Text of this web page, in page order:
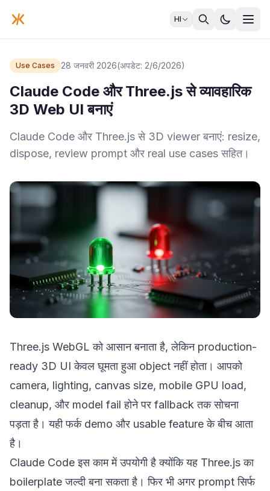
HI
Use Cases 28 जनवरी 2026(अपडेट: 2/6/2026)
Claude Code और Three.js से व्यावहारिक
3D Web UI बनाएं
Claude Code और Three.js से 3D viewer बनाएं: resize,
dispose, review prompt और real use cases सहित।
Three.js WebGL को आसान बनाता है, लेकिन production-
ready 3D UI केवल घूमता हुआ object नहीं होता। आपको
camera, lighting, canvas size, mobile GPU load,
cleanup, और model fail होने पर fallback तक सोचना
पड़ता है। यही फर्क demo और usable feature के बीच आता
है।
Claude Code इस काम में उपयोगी है क्योंकि यह Three.js का
boilerplate जल्दी बना सकता है। फिर भी अगर prompt सिर्फ